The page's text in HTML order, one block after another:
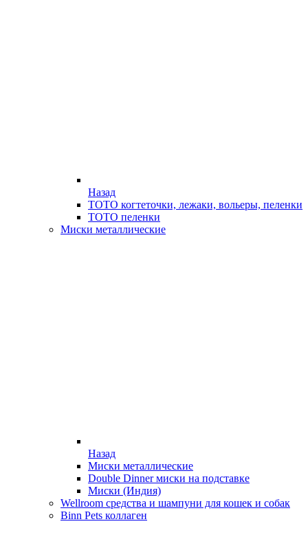
Назад
ТОТО когтеточки, лежаки, вольеры, пеленки
ТОТО пеленки
Миски металлические
Назад
Миски металлические
Double Dinner миски на подставке
Миски (Индия)
Wellroom средства и шампуни для кошек и собак
Binn Pets коллаген